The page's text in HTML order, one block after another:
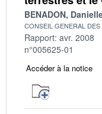
BENADON,
CONSEIL GENERAL
Rapport: avr. 2008
n°005625-01
Accéder à la notice